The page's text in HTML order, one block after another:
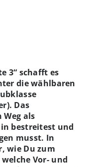
3“ schafft es
die wählbaren
Das
als
bestreitest und
musst. In
wie Du zum
Vor- und